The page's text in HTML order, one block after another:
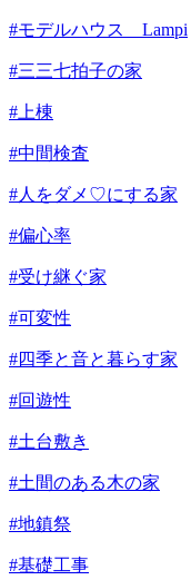
#モデルハウス Lampi
#三三七拍子の家
#上棟
#中間検査
#人をダメ♡にする家
#偏心率
#受け継ぐ家
#可変性
#四季と音と暮らす家
#回遊性
#土台敷き
#土間のある木の家
#地鎮祭
#基礎工事